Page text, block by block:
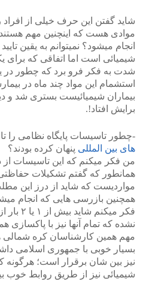
شاید گفتن این حرف خیلی از افراد
موادی هست که اینچنین مهم
انجام میشود؟ نمیتوانم به یقین
شیمیائی است اما اتفاقی که برای
شدت به فکر فرو برد که چطور در
استشمام این مواد چند ماه در
بیماران شیمیائیست بستری شد و
برایش افتاد!.
-چطور تاسیسات پایگاه نظامی را
های بین المللی پنهان کرده بودند؟
من فکر میکنم که این تاسیسات از
همانطور که گفتم تشکیلات حفاظتی
مواردیست که شاید از درز این
همچنین بازرسی هایی که انجام
فکر
نشده که تمام آنها نیز با پاکسازی
مهم همین کارشناسان کره شمالی
بسیار خوبی با جمهوری اسلامی
نیز بین شان برقرار است؛